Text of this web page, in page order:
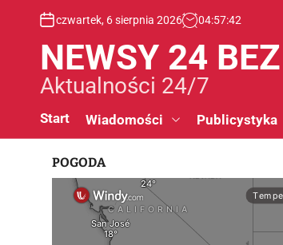
czwartek, 6 sierpnia 2026 04:57:42
NEWSY 24
Aktualności 24/7
Start Wiadomości Publicystyka
POGODA